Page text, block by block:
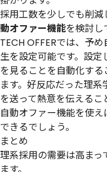
採用工数を少しでも削減
動オファー機能を検討し
TECH OFFERでは、予
生を設定可能です。設
を見ることを自動化す
ます。好反応だった理
を送って熱意を伝えるこ
自動オファー機能を使
できるでしょう。
まとめ
理系採用の需要は高まっ